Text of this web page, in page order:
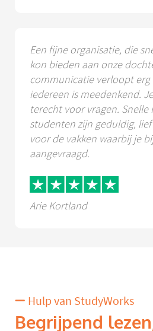
Een fijne organisatie, die
kon bieden aan onze
communicatie verloopt erg
iedereen is meedenkend.
terecht voor vragen. Snelle
studenten zijn geduldig,
voor de vakken waarbij je
aangevraagd.
Arie Kortland
Hulp van StudyWorks
Begrijpend